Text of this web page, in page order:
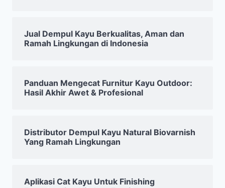
Jual Dempul Kayu Berkualitas, Aman dan
Ramah Lingkungan di Indonesia
Panduan Mengecat Furnitur Kayu Outdoor:
Hasil Akhir Awet & Profesional
Distributor Dempul Kayu Natural Biovarnish
Yang Ramah Lingkungan
Aplikasi Cat Kayu Untuk Finishing